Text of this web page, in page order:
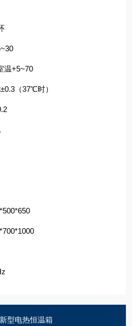
温+5~70
（37℃时）
型电热恒温箱